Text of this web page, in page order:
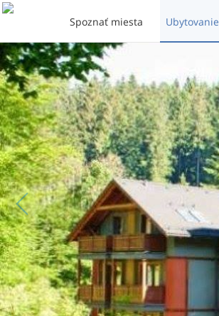
Spoznať miesta Ubytovanie